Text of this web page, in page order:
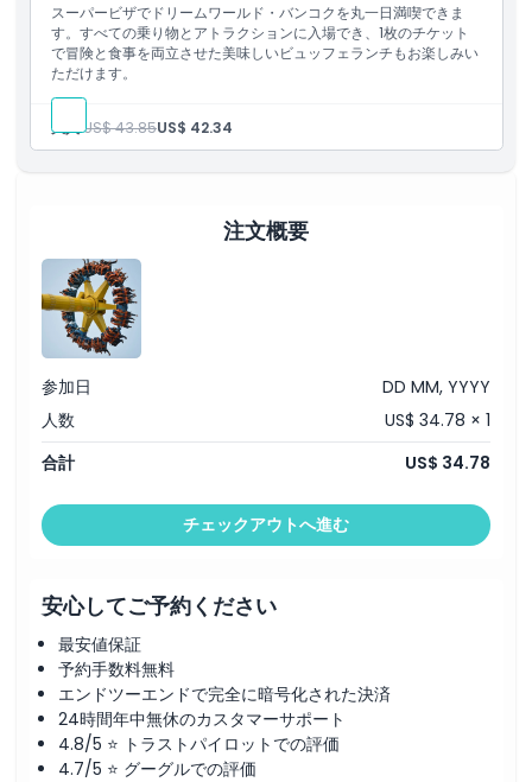
場所
キャンセルポリシー
スーパービザでドリームワールド・バンコクを丸一日満喫できま
す。すべての乗り物とアトラクションに入場でき、1枚のチケット
で冒険と食事を両立させた美味しいビュッフェランチもお楽しみい
ただけます。
大人:US$ 43.85US$ 42.34
注文概要
参加日
DD MM, YYYY
人数
US$ 34.78 × 1
合計
US$ 34.78
チェックアウトへ進む
安心してご予約ください
最安値保証
予約手数料無料
エンドツーエンドで完全に暗号化された決済
24時間年中無休のカスタマーサポート
4.8/5 ⭐ トラストパイロットでの評価
4.7/5 ⭐ グーグルでの評価